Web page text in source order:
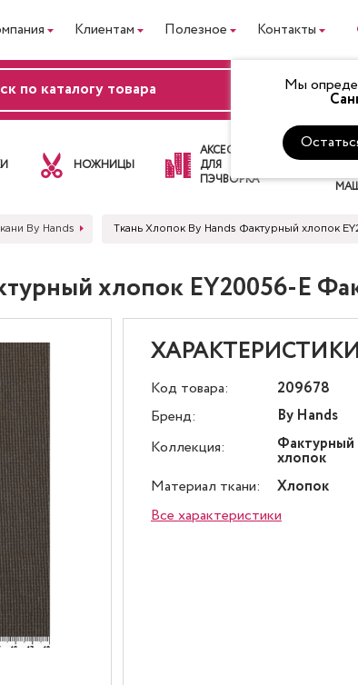
Клиентам Полезное Контакты
Мы
НОЖНИЦЫ
АКСЕССУАРЫ
ДЛЯ
ПЭЧВОРКА
ДЛЯ
By Hands Ткань Хлопок By Hands Фактурный хлопок
хлопок EY20056-E
ХАРАКТЕРИСТИКИ
Код товара:
209678
Бренд:
By Hands
Коллекция:
Фактурный
хлопок
Материал ткани:
Хлопок
Все характеристики